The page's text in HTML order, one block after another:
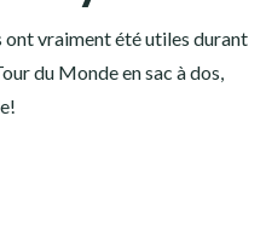
ont vraiment été utiles durant
du Monde en sac à dos,